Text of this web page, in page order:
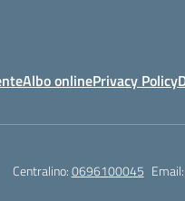
Albo onlinePrivacy Policy
Centralino:0696100045 Email: